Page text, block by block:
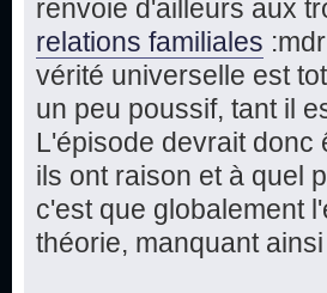
renvoie d'ailleurs aux
relations familiales
vérité universelle est
un peu poussif, tant il
L'épisode devrait donc
ils ont raison et à quel
c'est que globalement
théorie, manquant